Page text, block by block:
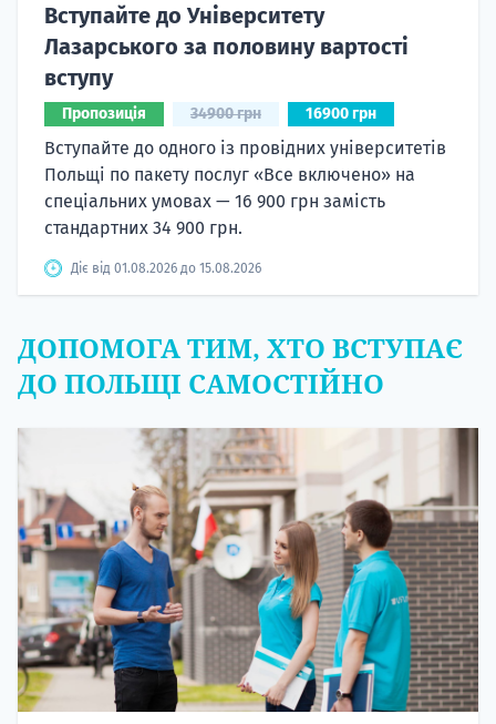
Вступайте до Університету
Лазарського за половину вартості
вступу
Пропозиція 34900 грн 16900 грн
Вступайте до одного із провідних університетів
Польщі по пакету послуг «Все включено» на
спеціальних умовах — 16 900 грн замість
стандартних 34 900 грн.
Діє від 01.08.2026 до 15.08.2026
ДОПОМОГА ТИМ, ХТО ВСТУПАЄ
ДО ПОЛЬЩІ САМОСТІЙНО